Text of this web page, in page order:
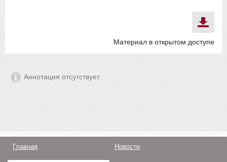
Материал в открытом доступе
Аннотация отсутствует
Главная Новости